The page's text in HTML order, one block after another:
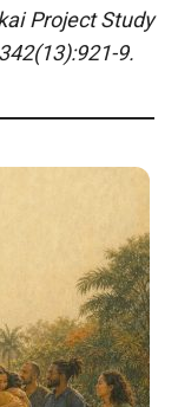
Project Study
9.